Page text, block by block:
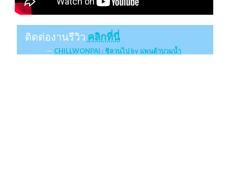
ติดต่องานรีวิว คลิกที่นี่
CHILLWONPAI : ชิลวนไป by แพนด้าบวมน้ำ